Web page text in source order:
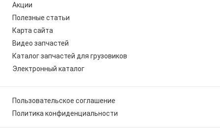
Акции
Полезные статьи
Карта сайта
Видео запчастей
Каталог запчастей для грузовиков
Электронный каталог
Пользовательское соглашение
Политика конфиденциальности